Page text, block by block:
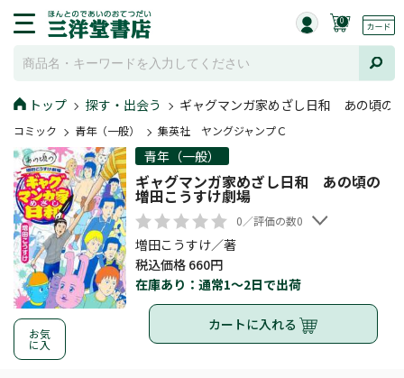
0
トップ 探す・出会う ギャグマンガ家めざし日和 あの頃の
コミック 青年（一般） 集英社 ヤングジャンプＣ
お気
に入
青年（一般）
ギャグマンガ家めざし日和 あの頃の
増田こうすけ劇場
0／評価の数0
増田こうすけ／著
税込価格 660円
在庫あり：通常1～2日で出荷
カートに入れる